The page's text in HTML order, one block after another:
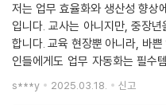
함과 행복함을 기억합니다. 이 책
으로 해왔다고요?”라는 외침과
뿌듯함을 만끽하시길 바랍니다.
비본질에 시간을 허비하고 있었
외침들이 모여, 학교 업무 간소
저는 업무 효율화와 생산성 향상
입니다. 교사는 아니지만, 중장
합니다. 교육 현장뿐 아니라, 바
인들에게도 업무 자동화는 필수
나열하는 것이 아니라, 실제 교
와 노하우를 가득
s***y 2025.03.18. 신고